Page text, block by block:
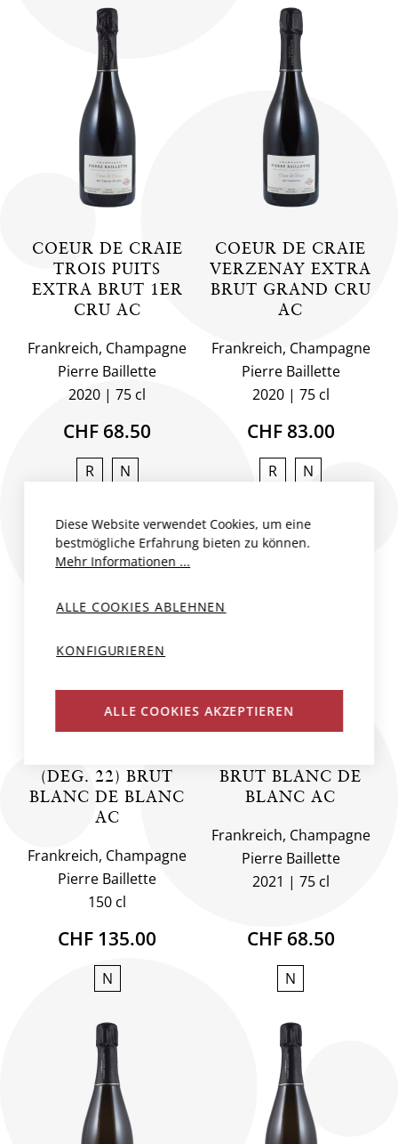
COEUR DE CRAIE
TROIS PUITS
EXTRA BRUT 1ER
CRU AC
Frankreich, Champagne
Pierre Baillette
2020
75 cl
CHF 68.50
R N
COEUR DE CRAIE
VERZENAY EXTRA
BRUT GRAND CRU
AC
Frankreich, Champagne
Pierre Baillette
2020
75 cl
CHF 83.00
R N
(DEG. 22) BRUT
BLANC DE BLANC
AC
Frankreich, Champagne
Pierre Baillette
150 cl
CHF 135.00
N
BRUT BLANC DE
BLANC AC
Frankreich, Champagne
Pierre Baillette
2021
75 cl
CHF 68.50
N
Diese Website verwendet Cookies, um eine
bestmögliche Erfahrung bieten zu können.
Mehr Informationen ...
ALLE COOKIES ABLEHNEN
KONFIGURIEREN
ALLE COOKIES AKZEPTIEREN